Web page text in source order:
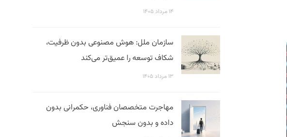
۱۴ مرداد ۱۴۰۵
سازمان ملل: هوش مصنوعی بدون ظرفیت،
شکاف توسعه را عمیق‌تر می‌کند
۱۳ مرداد ۱۴۰۵
مهاجرت متخصصان فناوری، حکمرانی بدون
داده و بدون سنجش